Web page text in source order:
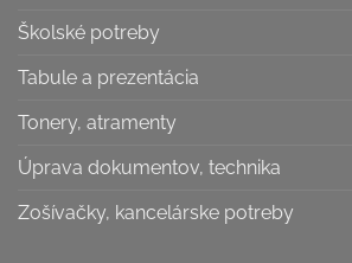
Školské potreby
Tabule a prezentácia
Tonery, atramenty
Úprava dokumentov, technika
Zošívačky, kancelárske potreby